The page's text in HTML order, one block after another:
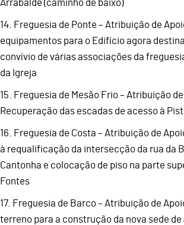
Arrabalde (caminho de baixo)
14. Freguesia de Ponte – Atribuição de
equipamentos para o Edifício agora
convívio de várias associações da
da Igreja
15. Freguesia de Mesão Frio – Atribuição
Recuperação das escadas de acesso à
16. Freguesia de Costa – Atribuição de
à requalificação da intersecção da rua da
Cantonha e colocação de piso na parte
Fontes
17. Freguesia de Barco – Atribuição de
terreno para a construção da nova sede